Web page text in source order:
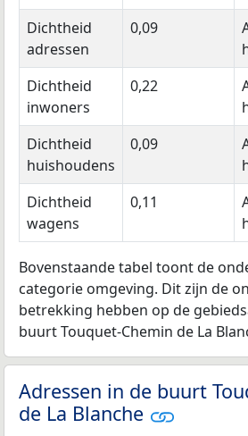
Dichtheid
adressen
0,09
Dichtheid
inwoners
0,22
Dichtheid
huishoudens
0,09
Dichtheid
wagens
0,11
Bovenstaande tabel toont de
categorie omgeving. Dit zijn de
betrekking hebben op de
buurt Touquet-Chemin de La
Adressen in de buurt
de La Blanche